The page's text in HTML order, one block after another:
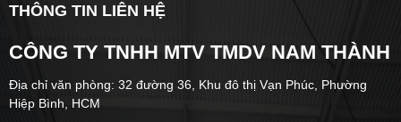
THÔNG TIN LIÊN HỆ
CÔNG TY TNHH MTV TMDV NAM THÀNH
Địa chỉ văn phòng: 32 đường 36, Khu đô thị Vạn Phúc, Phường
Hiệp Bình, HCM